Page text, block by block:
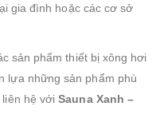
gia đình hoặc các cơ sở
sản phẩm thiết bị xông hơi
lựa những sản phẩm phù
liên hệ vớiSauna Xanh –